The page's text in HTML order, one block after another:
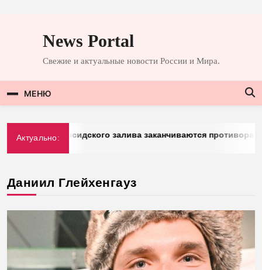
содержимомуNews Portal
Свежие и актуальные новости России и Мира.
МЕНЮ
Актуально:
у стран Персидского залива заканчиваются противоракеты
Даниил Глейхенгауз